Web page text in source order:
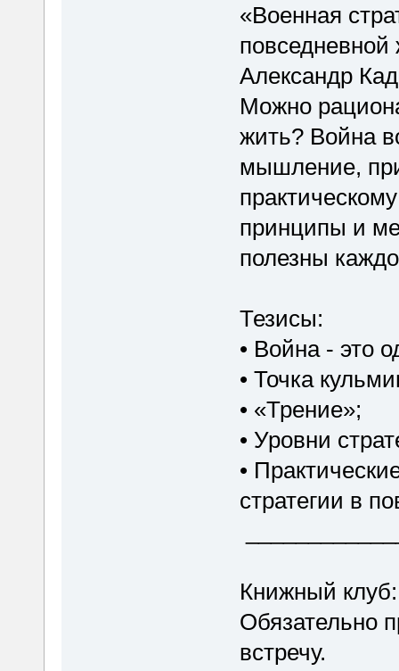
«Военная
Александр
Можно
жить? Война
мышление,
принципы и
полезны
Тезисы:
• Война - это
• Точка
• «Трение»;
• Уровни
•
стратегии в
Книжный
Обязательно
встречу.